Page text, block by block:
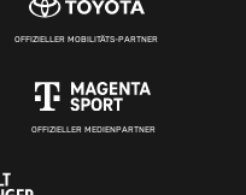
OFFIZIELLER MOBILITÄTS-PARTNER
OFFIZIELLER MEDIENPARTNER